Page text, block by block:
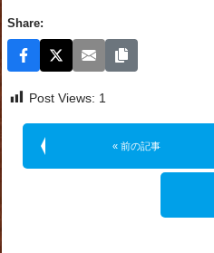
Share:
Post Views: 1
« 前の記事